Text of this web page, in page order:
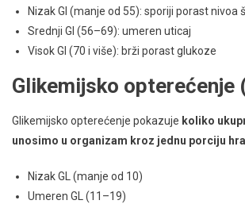
Nizak GI (manje od 55): sporiji porast nivoa
Srednji GI (56–69): umeren uticaj
Visok GI (70 i više): brži porast glukoze
Glikemijsko opterećenje
Glikemijsko opterećenje pokazuje koliko
unosimo u organizam kroz jednu porciju
Nizak GL (manje od 10)
Umeren GL (11–19)